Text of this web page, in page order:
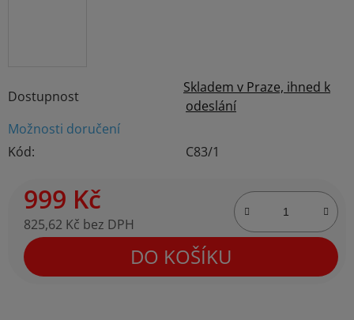
Dostupnost
Skladem v Praze, ihned k
odeslání
Možnosti doručení
Kód:
C83/1
999 Kč
825,62 Kč bez DPH
Měrná cena:
DO KOŠÍKU